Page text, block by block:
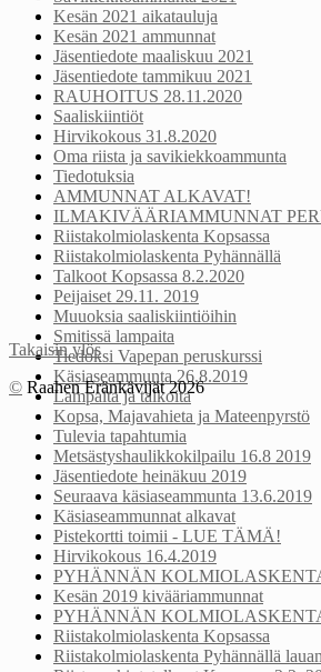
Kesän 2021 aikatauluja
Kesän 2021 ammunnat
Jäsentiedote maaliskuu 2021
Jäsentiedote tammikuu 2021
RAUHOITUS 28.11.2020
Saaliskiintiöt
Hirvikokous 31.8.2020
Oma riista ja savikiekkoammunta
Tiedotuksia
AMMUNNAT ALKAVAT!
ILMAKIVÄÄRIAMMUNNAT
Riistakolmiolaskenta Kopsassa
Riistakolmiolaskenta Pyhännällä
Talkoot Kopsassa 8.2.2020
Peijaiset 29.11. 2019
Muuoksia saaliskiintiöihin
Smitissä lampaita
Tiedoksi Vapepan peruskurssi
Käsiaseammunta 26.8.2019
Lampaita ja talkoita
Kopsa, Majavahieta ja Mateenpyrstö
Tulevia tapahtumia
Metsästyshaulikkokilpailu 16.8 2019
Jäsentiedote heinäkuu 2019
Seuraava käsiaseammunta 13.6.2019
Käsiaseammunnat alkavat
Pistekortti toimii - LUE TÄMÄ!
Hirvikokous 16.4.2019
PYHÄNNÄN
Kesän 2019 kivääriammunnat
PYHÄNNÄN
Riistakolmiolaskenta Kopsassa
Riistakolmiolaskenta Pyhännällä
Takaisin ylös
© Raahen Eränkävijät 2026